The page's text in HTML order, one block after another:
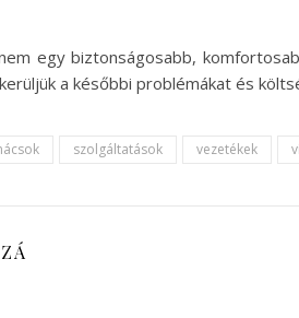
egy biztonságosabb,
a későbbi problémákat és
szolgáltatások vezetékek